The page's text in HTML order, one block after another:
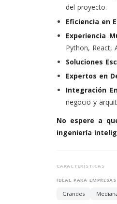
del proyecto.
Eficiencia en
Experiencia
Python, React,
Soluciones
Expertos en
Integración
negocio y
No espere a
ingeniería
CARACTERÍSTICAS
IDEAL PARA EMPRESAS
Grandes